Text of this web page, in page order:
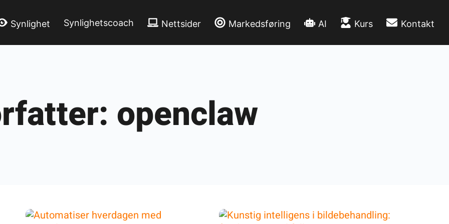
Synlighet Synlighetscoach Nettsider Markedsføring AI Kurs Kontakt
openclaw